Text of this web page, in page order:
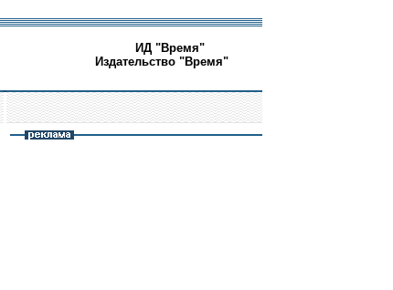
ИД "Время"
Издательство "Время"